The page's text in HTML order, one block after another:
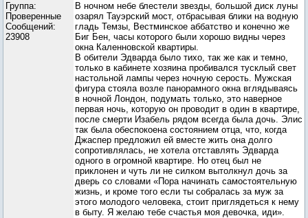
Группа:
Проверенные
Сообщений:
23908
В ночном небе блестели звезды, большой диск луны
озарял Тауэрский мост, отбрасывая блики на водную
гладь Темзы, Вестминское аббатство и конечно же
Биг Бен, часы которого были хорошо видны через
окна Каленновской квартиры.
В обители Эдварда было тихо, так же как и темно,
только в кабинете хозяина пробивался тусклый свет
настольной лампы через ночную серость. Мужская
фигура стояла возле панорамного окна вглядываясь
в ночной Лондон, подумать только, это наверное
первая ночь, которую он проводит в один в квартире,
после смерти Изабель рядом всегда была дочь. Элис
так была обеспокоена состоянием отца, что, когда
Джаспер предложил ей вместе жить она долго
сопротивлялась, не хотела отставлять Эдварда
одного в огромной квартире. Но отец был не
приклонен и чуть ли не силком вытолкнул дочь за
дверь со словами «Пора начинать самостоятельную
жизнь, и кроме того если ты собралась за муж за
этого молодого человека, стоит приглядеться к нему
в быту. Я желаю тебе счастья моя девочка, иди».